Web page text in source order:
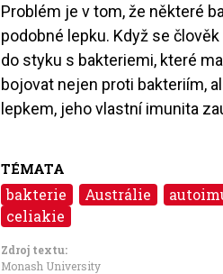
Problém je v tom, že některé
podobné lepku. Když se
do styku s bakteriemi, které
bojovat nejen proti bakteriím,
lepkem, jeho vlastní imunita
TÉMATA
bakterie Austrálie
celiakie
Zdroj textu:
Monash University